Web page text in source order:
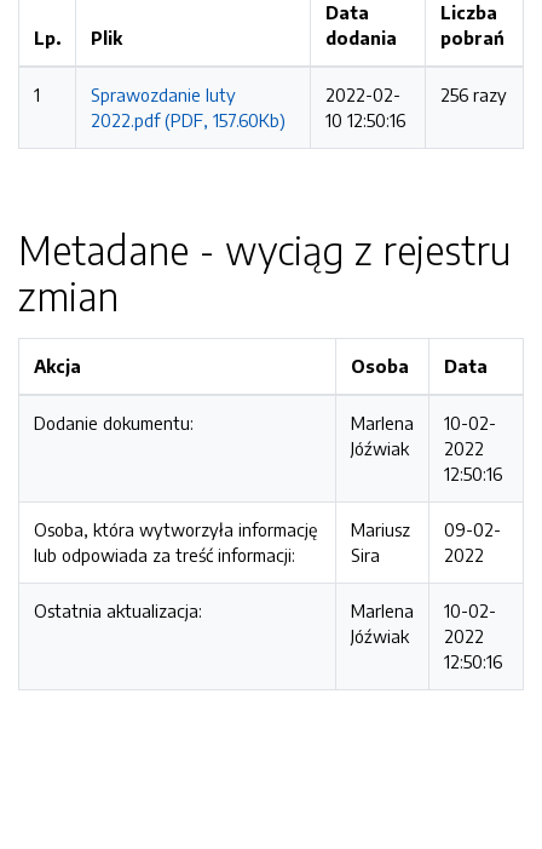
Lp. Plik
Data
dodania
Liczba
pobrań
1
Sprawozdanie luty
2022.pdf (PDF, 157.60Kb)
2022-02-
10 12:50:16
256 razy
Metadane - wyciąg z rejestru
zmian
Akcja Osoba Data
Dodanie dokumentu:
Marlena
Jóźwiak
10-02-
2022
12:50:16
Osoba, która wytworzyła informację
lub odpowiada za treść informacji:
Mariusz
Sira
09-02-
2022
Ostatnia aktualizacja:
Marlena
Jóźwiak
10-02-
2022
12:50:16